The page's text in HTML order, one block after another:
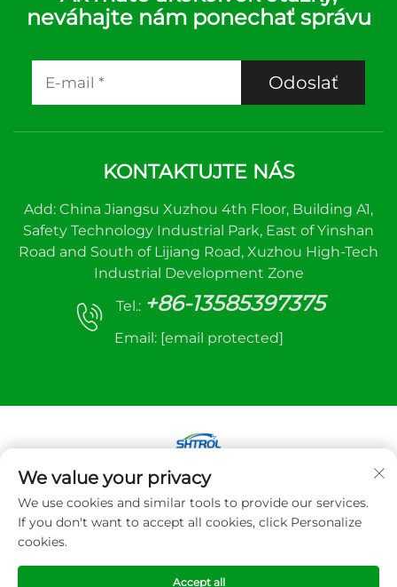
neváhajte nám ponechať správu
Odoslať
KONTAKTUJTE NÁS
Add: China Jiangsu Xuzhou 4th Floor, Building A1,
Safety Technology Industrial Park, East of Yinshan
Road and South of Lijiang Road, Xuzhou High-Tech
Industrial Development Zone
Tel.: +86-13585397375
Email: [email protected]
Copyright © 2025 Xuzhou sanhe automatic
control equipment Co.,LTD. Všetky práva
vyhradené
We value your privacy
We use cookies and similar tools to provide our services.
If you don't want to accept all cookies, click Personalize
cookies.
Accept all